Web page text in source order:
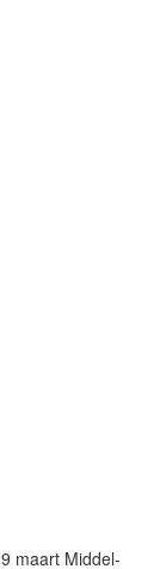
maart Middel-